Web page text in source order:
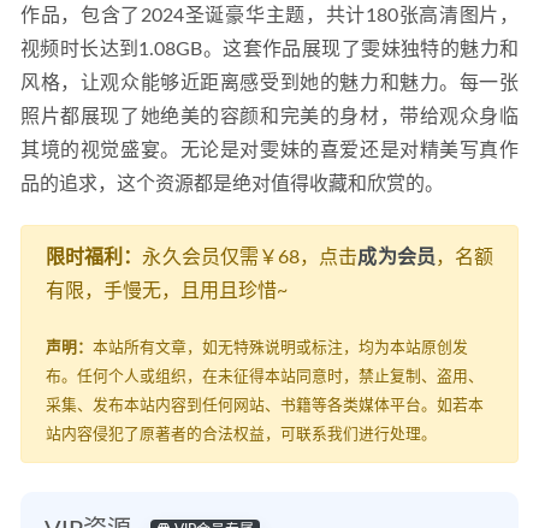
作品，包含了2024圣诞豪华主题，共计180张高清图片，
视频时长达到1.08GB。这套作品展现了雯妹独特的魅力和
风格，让观众能够近距离感受到她的魅力和魅力。每一张
照片都展现了她绝美的容颜和完美的身材，带给观众身临
其境的视觉盛宴。无论是对雯妹的喜爱还是对精美写真作
品的追求，这个资源都是绝对值得收藏和欣赏的。
限时福利： 永久会员仅需￥68，点击成为会员，名额
有限，手慢无，且用且珍惜~
声明： 本站所有文章，如无特殊说明或标注，均为本站原创发
布。任何个人或组织，在未征得本站同意时，禁止复制、盗用、
采集、发布本站内容到任何网站、书籍等各类媒体平台。如若本
站内容侵犯了原著者的合法权益，可联系我们进行处理。